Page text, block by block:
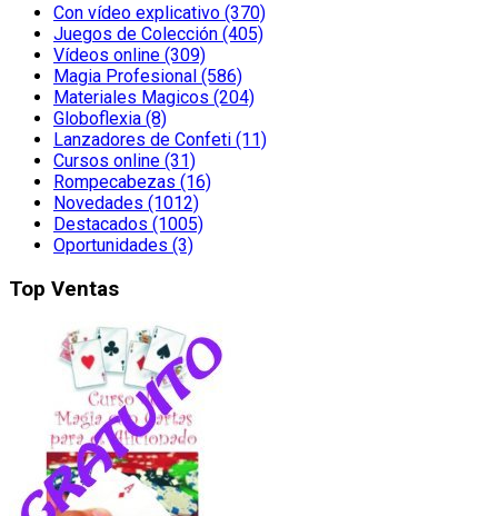
Con vídeo explicativo (370)
Juegos de Colección (405)
Vídeos online (309)
Magia Profesional (586)
Materiales Magicos (204)
Globoflexia (8)
Lanzadores de Confeti (11)
Cursos online (31)
Rompecabezas (16)
Novedades (1012)
Destacados (1005)
Oportunidades (3)
Top Ventas